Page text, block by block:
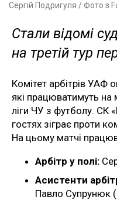
Сергій Подригуля / Фото з
Стали відомі
на третій тур
Комітет арбітрів УАФ
які працюватимуть на
ліги ЧУ з футболу. СК
гостях зіграє проти
На цьому матчі
Арбітр у полі:
Асистенти
Павло Супрунюк